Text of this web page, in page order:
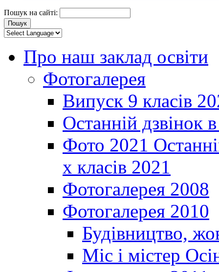
Пошук на сайті:
Про наш заклад освіти
Фотогалерея
Випуск 9 класів
Останній дзвінок
Фото 2021
х класів 2021
Фотогалерея 2008
Фотогалерея 2010
Будівництво,
Міс і містер